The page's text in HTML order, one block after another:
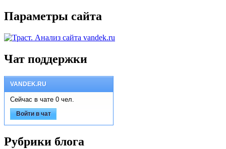
Параметры сайта
Чат поддержки
VANDEK.RU
Сейчас в чате 0 чел.
Войти в чат
Рубрики блога